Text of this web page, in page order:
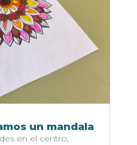
un mandala
en el centro,